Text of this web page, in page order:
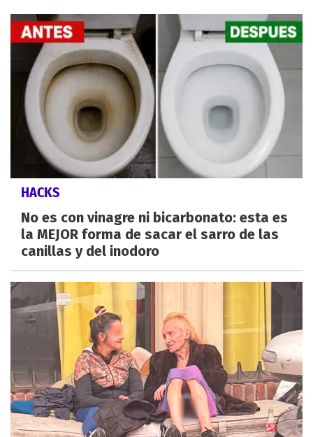
HACKS
No es con vinagre ni bicarbonato: esta es
la MEJOR forma de sacar el sarro de las
canillas y del inodoro